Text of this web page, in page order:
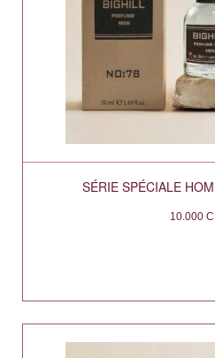
SÉRIE SPÉCIALE
10.000